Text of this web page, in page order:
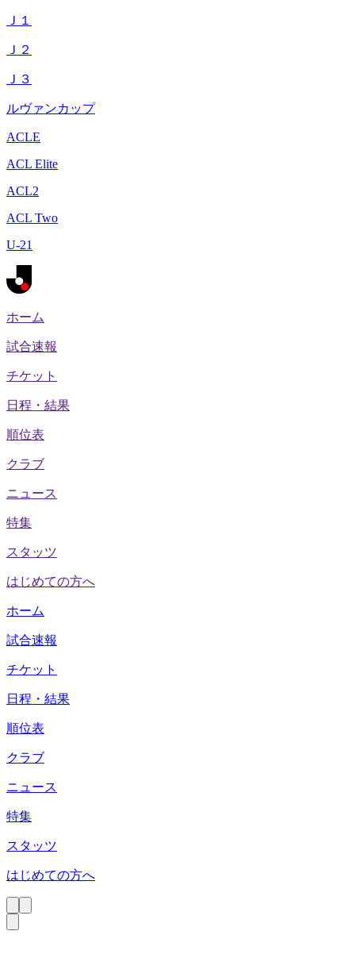
Ｊ１
Ｊ２
Ｊ３
ルヴァンカップ
ACLE
ACL Elite
ACL2
ACL Two
U-21
ホーム
試合速報
チケット
日程・結果
順位表
クラブ
ニュース
特集
スタッツ
はじめての方へ
ホーム
試合速報
チケット
日程・結果
順位表
クラブ
ニュース
特集
スタッツ
はじめての方へ